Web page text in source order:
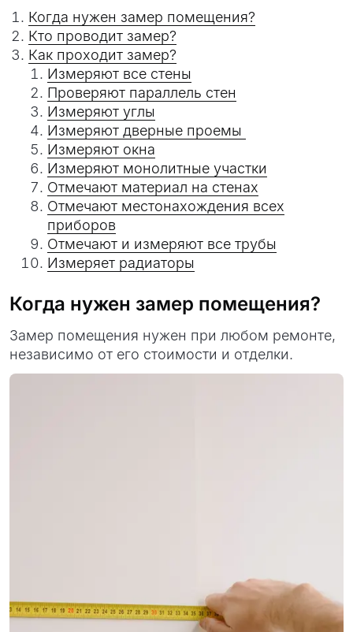
Когда нужен замер помещения?
Кто проводит замер?
Как проходит замер?
Измеряют все стены
Проверяют параллель стен
Измеряют углы
Измеряют дверные проемы
Измеряют окна
Измеряют монолитные участки
Отмечают материал на стенах
Отмечают местонахождения всех
приборов
Отмечают и измеряют все трубы
Измеряет радиаторы
Когда нужен замер помещения?
Замер помещения нужен при любом ремонте,
независимо от его стоимости и отделки.